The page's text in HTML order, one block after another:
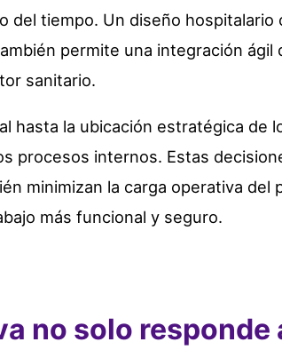
del tiempo. Un diseño
permite una integración ágil
sanitario.
hasta la ubicación estratégica de
procesos internos. Estas
minimizan la carga operativa del
más funcional y seguro.
no solo responde